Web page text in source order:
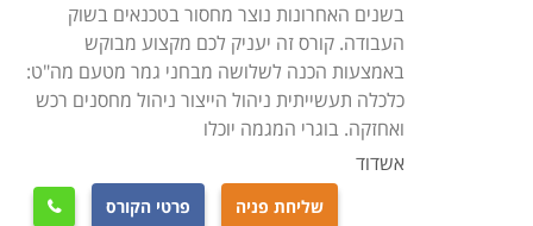
בשנים האחרונות נוצר מחסור בטכנאים בשוק
העבודה. קורס זה יעניק לכם מקצוע מבוקש
באמצעות הכנה לשלושה מבחני גמר מטעם מה"ט:
כלכלה תעשייתית ניהול הייצור ניהול מחסנים רכש
ואחזקה. בוגרי המגמה יוכלו
אשדוד
שליחת פניה פרטי הקורס 